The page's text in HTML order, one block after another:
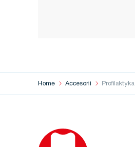
Home Accesorii Profilaktyka